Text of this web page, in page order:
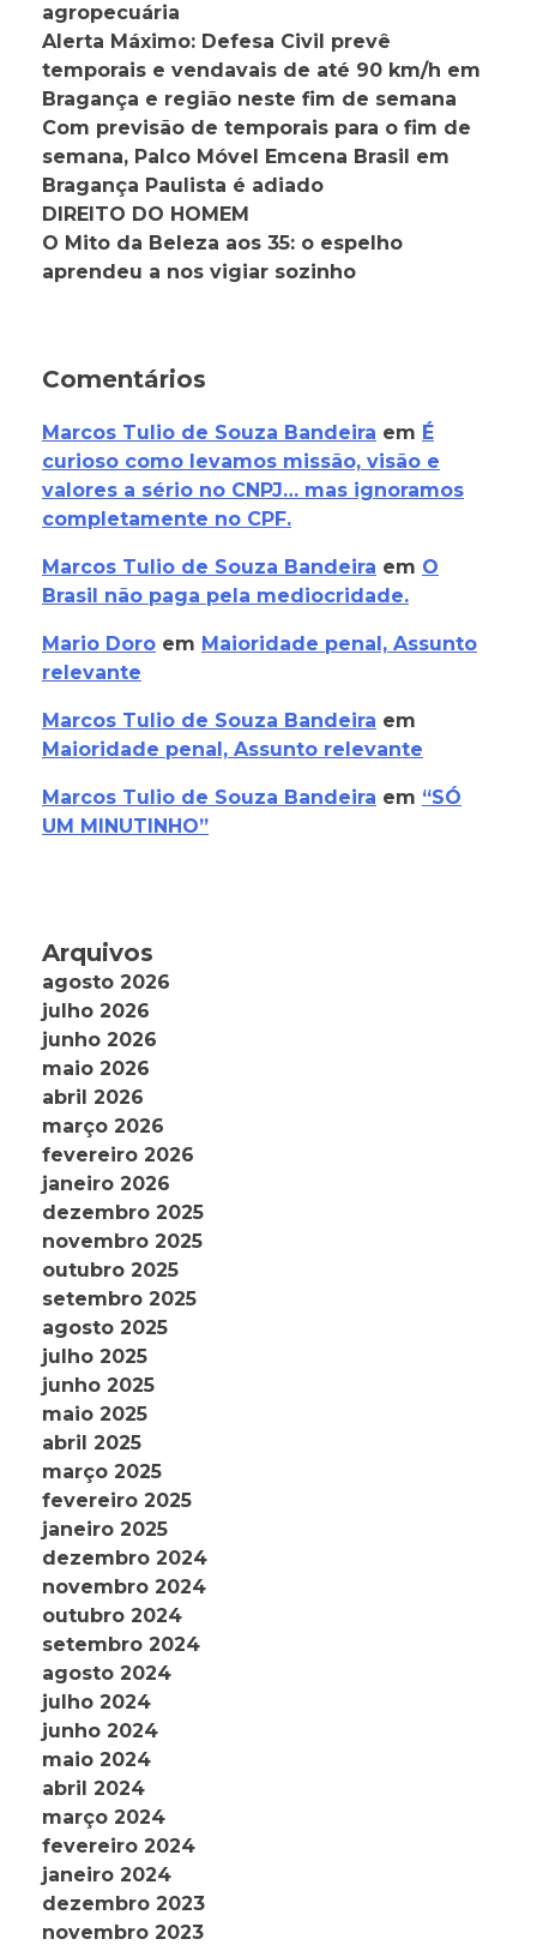
agropecuária
Alerta Máximo: Defesa Civil prevê
temporais e vendavais de até 90 km/h em
Bragança e região neste fim de semana
Com previsão de temporais para o fim de
semana, Palco Móvel Emcena Brasil em
Bragança Paulista é adiado
DIREITO DO HOMEM
O Mito da Beleza aos 35: o espelho
aprendeu a nos vigiar sozinho
Comentários
Marcos Tulio de Souza Bandeira em É
curioso como levamos missão, visão e
valores a sério no CNPJ… mas ignoramos
completamente no CPF.
Marcos Tulio de Souza Bandeira em O
Brasil não paga pela mediocridade.
Mario Doro em Maioridade penal, Assunto
relevante
Marcos Tulio de Souza Bandeira em
Maioridade penal, Assunto relevante
Marcos Tulio de Souza Bandeira em “SÓ
UM MINUTINHO”
Arquivos
agosto 2026
julho 2026
junho 2026
maio 2026
abril 2026
março 2026
fevereiro 2026
janeiro 2026
dezembro 2025
novembro 2025
outubro 2025
setembro 2025
agosto 2025
julho 2025
junho 2025
maio 2025
abril 2025
março 2025
fevereiro 2025
janeiro 2025
dezembro 2024
novembro 2024
outubro 2024
setembro 2024
agosto 2024
julho 2024
junho 2024
maio 2024
abril 2024
março 2024
fevereiro 2024
janeiro 2024
dezembro 2023
novembro 2023